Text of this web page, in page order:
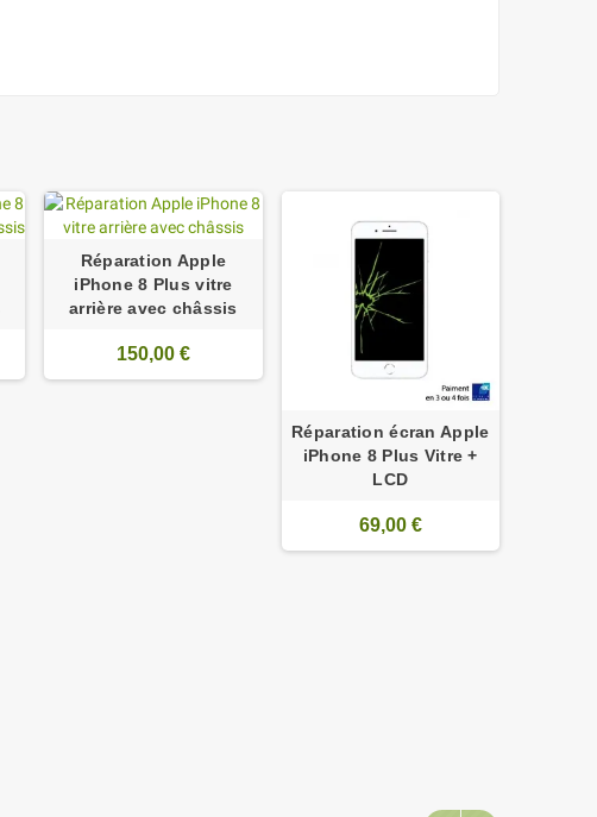
Réparation Apple
iPhone 8 Plus vitre
arrière avec châssis
150,00 €
Réparation écran Apple
iPhone 8 Plus Vitre +
LCD
69,00 €